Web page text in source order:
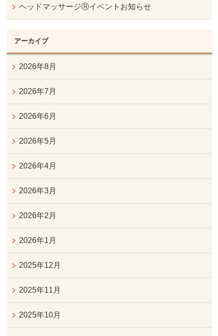
ヘッドマッサージⓇイベントお知らせ
アーカイブ
2026年8月
2026年7月
2026年6月
2026年5月
2026年4月
2026年3月
2026年2月
2026年1月
2025年12月
2025年11月
2025年10月